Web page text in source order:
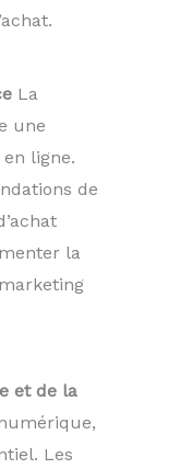
La
une
ligne.
de
la
et de la
Les